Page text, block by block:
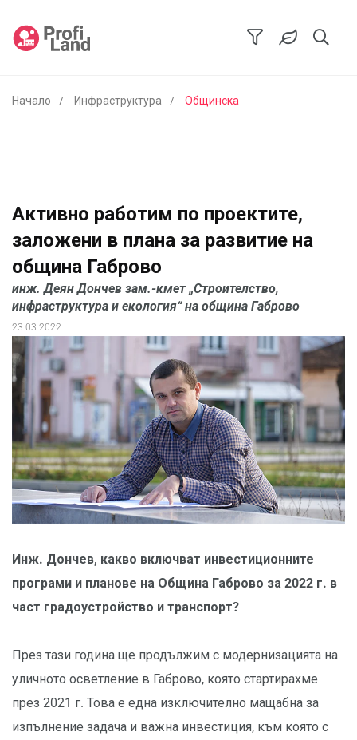
Начало Инфраструктура Общинска
Активно работим по проектите,
заложени в плана за развитие на
община Габрово
инж. Деян Дончев зам.-кмет „Строителство,
инфраструктура и екология“ на община Габрово
23.03.2022
Инж. Дончев, какво включват инвестиционните
програми и планове на Община Габрово за 2022 г. в
част градоустройство и транспорт?
През тази година ще продължим с модернизацията на
уличното осветление в Габрово, която стартирахме
през 2021 г. Това е една изключително мащабна за
изпълнение задача и важна инвестиция, към която с